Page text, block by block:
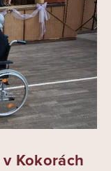
Kokorách